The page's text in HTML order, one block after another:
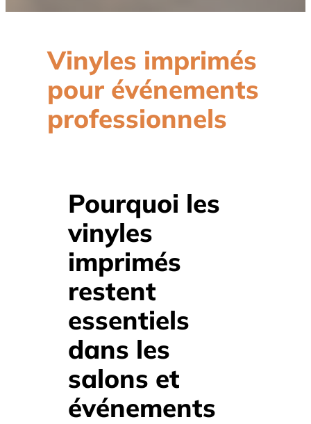
Vinyles imprimés
pour événements
professionnels
Pourquoi les
vinyles
imprimés
restent
essentiels
dans les
salons et
événements